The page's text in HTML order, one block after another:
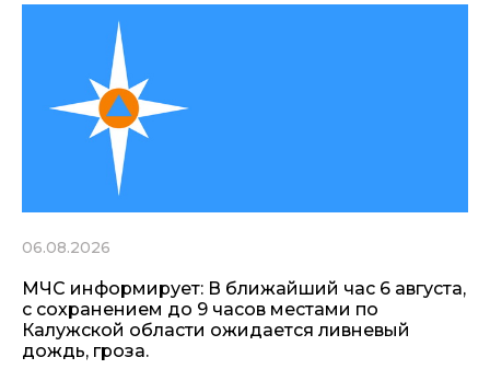
06.08.2026
МЧС информирует: В ближайший час 6 августа,
с сохранением до 9 часов местами по
Калужской области ожидается ливневый
дождь, гроза.